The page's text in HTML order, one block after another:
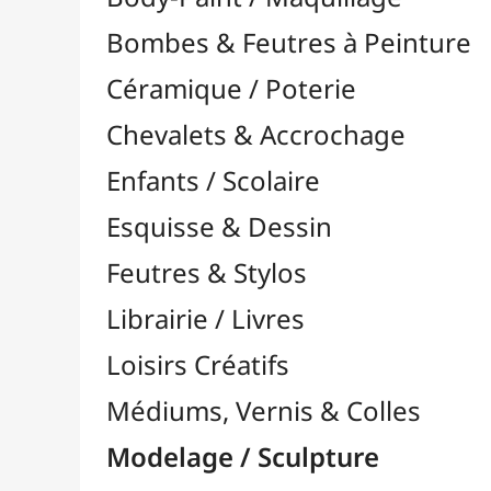
Feutres & Stylos
Librairie / Livres
Loisirs Créatifs
Médiums, Vernis & Colles
Modelage / Sculpture
Accessoires de Modelage 
Modélisme
Outils Multi-Fonctions

Pâtes Polymères
Pyrogravure

Peintures / Couleurs
Pinceaux & Outils